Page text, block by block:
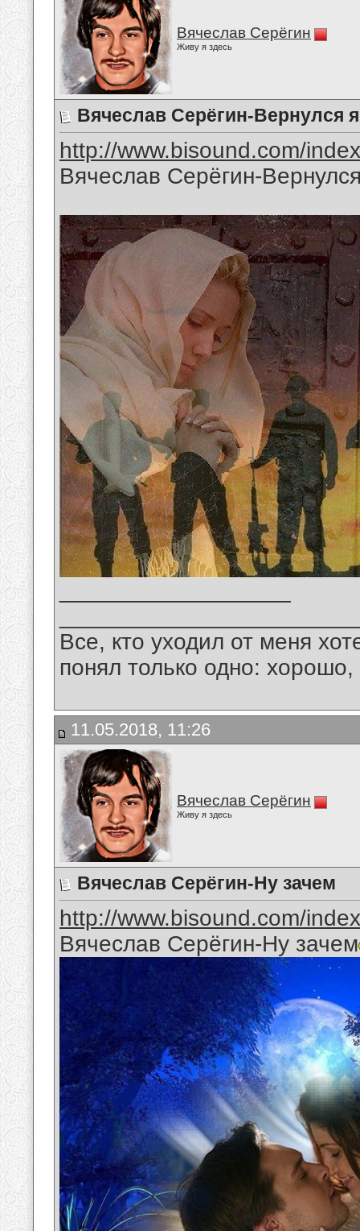
Вячеслав Серёгин
Живу я здесь
Вячеслав Серёгин-Вернулся
http://www.bisound.com/
Вячеслав Серёгин-
Все, кто уходил от меня
понял только одно:
11.05.2018, 11:26
Вячеслав Серёгин
Живу я здесь
Вячеслав Серёгин-Ну зачем
http://www.bisound.com/
Вячеслав Серёгин-Ну зачем